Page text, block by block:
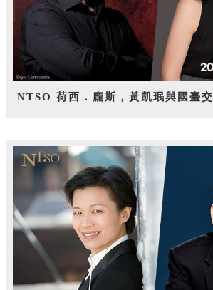
NTSO 荷西．龐斯，黃凱珉與國臺交